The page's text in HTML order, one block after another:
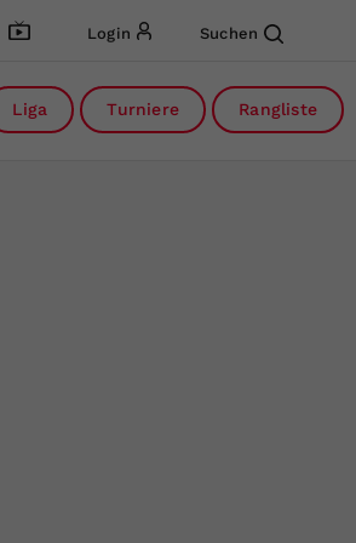
Login Suchen
Liga Turniere Rangliste